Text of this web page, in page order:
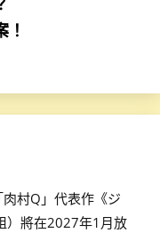
村Q」代表作《ジ
）將在2027年1月放